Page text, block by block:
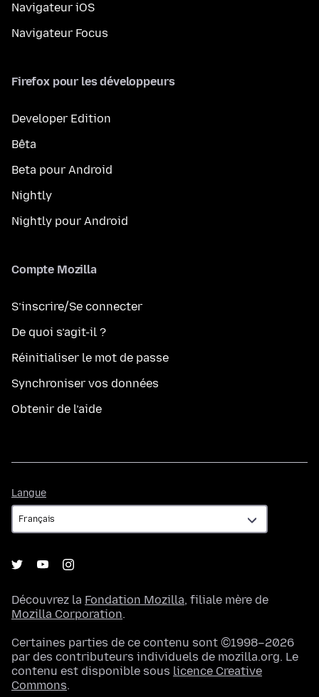
Navigateur iOS
Navigateur Focus
Firefox pour les développeurs
Developer Edition
Bêta
Beta pour Android
Nightly
Nightly pour Android
Compte Mozilla
S’inscrire/Se connecter
De quoi s’agit-il ?
Réinitialiser le mot de passe
Synchroniser vos données
Obtenir de l’aide
Langue
Découvrez la Fondation Mozilla, filiale mère de
Mozilla Corporation.
Certaines parties de ce contenu sont ©1998–2026
par des contributeurs individuels de mozilla.org. Le
contenu est disponible sous licence Creative
Commons.